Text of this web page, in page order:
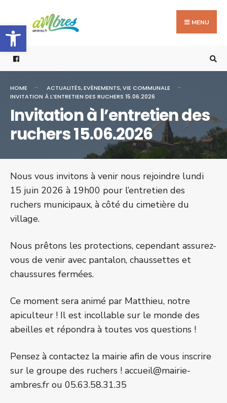
Ouvrir la barre d’outils
to
content
MENU
HOME ACTUALITÉS,EVÈNEMENTS,VIE COMMUNALE
INVITATION À L’ENTRETIEN DES RUCHERS 15.06.2026
Invitation à l’entretien des
ruchers 15.06.2026
Nous vous invitons à venir nous rejoindre lundi
15 juin 2026 à 19h00 pour l’entretien des
ruchers municipaux, à côté du cimetière du
village.
Nous prêtons les protections, cependant assurez-
vous de venir avec pantalon, chaussettes et
chaussures fermées.
Ce moment sera animé par Matthieu, notre
apiculteur ! Il est incollable sur le monde des
abeilles et répondra à toutes vos questions !
Pensez à contactez la mairie afin de vous inscrire
sur le groupe des ruchers ! accueil@mairie-
ambres.fr ou 05.63.58.31.35
for: